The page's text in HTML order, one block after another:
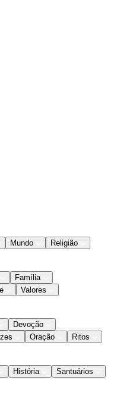
Mundo
Religião
Família
Valores
Devoção
Oração
Ritos
História
Santuários